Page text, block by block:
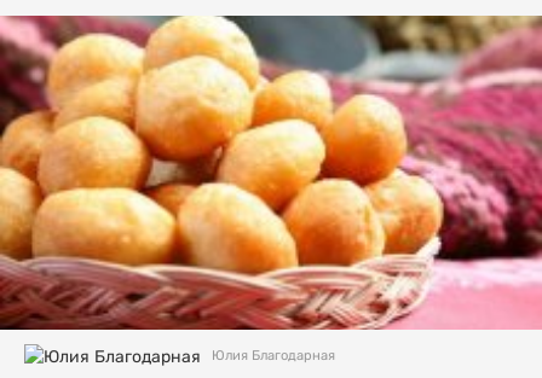
Юлия Благодарная